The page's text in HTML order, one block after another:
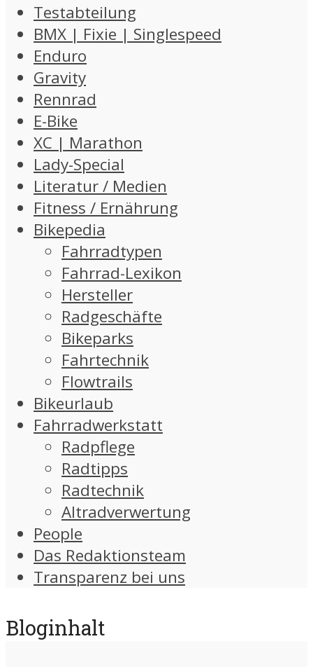
Testabteilung
BMX | Fixie | Singlespeed
Enduro
Gravity
Rennrad
E-Bike
XC | Marathon
Lady-Special
Literatur / Medien
Fitness / Ernährung
Bikepedia
Fahrradtypen
Fahrrad-Lexikon
Hersteller
Radgeschäfte
Bikeparks
Fahrtechnik
Flowtrails
Bikeurlaub
Fahrradwerkstatt
Radpflege
Radtipps
Radtechnik
Altradverwertung
People
Das Redaktionsteam
Transparenz bei uns
Bloginhalt